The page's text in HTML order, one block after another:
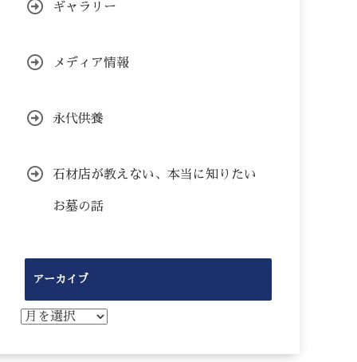
ギャラリー
メディア情報
永代供養
石材店が教えない、本当に知りたい
お墓の話
アーカイブ
ア
ー
イ